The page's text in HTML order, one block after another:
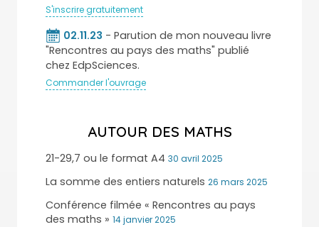
S'inscrire gratuitement
02.11.23 - Parution de mon nouveau livre
"Rencontres au pays des maths" publié
chez EdpSciences.
Commander l'ouvrage
AUTOUR DES MATHS
21-29,7 ou le format A4 30 avril 2025
La somme des entiers naturels 26 mars 2025
Conférence filmée « Rencontres au pays
des maths » 14 janvier 2025